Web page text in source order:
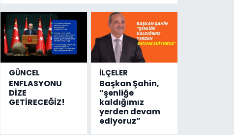
kaza
sayısı!
GÜNCEL
ENFLASYONU
DİZE
GETİRECEĞİZ!
İLÇELER
Başkan Şahin,
“şenliğe
kaldığımız
yerden devam
ediyoruz”